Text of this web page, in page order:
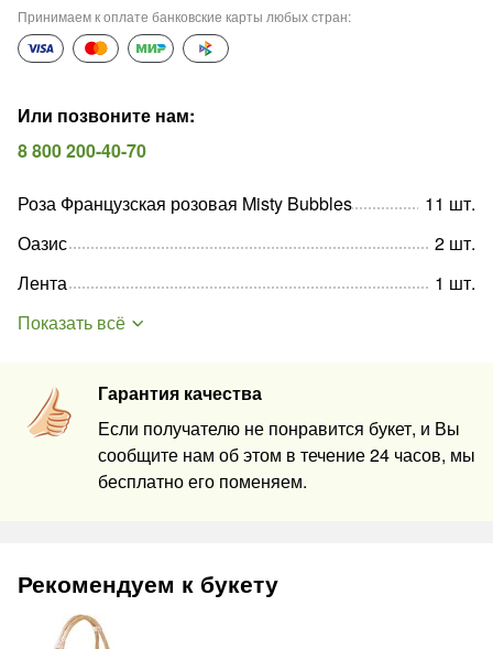
Принимаем к оплате банковские карты любых стран:
Или позвоните нам:
8 800 200-40-70
Гарантия качества
Если получателю не понравится букет, и Вы
сообщите нам об этом в течение 24 часов, мы
бесплатно его поменяем.
Роза Французская розовая Misty Bubbles 11 шт.
Оазис
2 шт.
Лента
1 шт.
Показать всё
Рекомендуем к букету